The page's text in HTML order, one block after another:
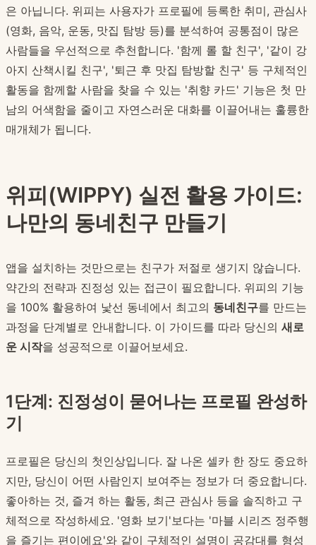
은 아닙니다. 위피는 사용자가 프로필에 등록한 취미, 관심사
(영화, 음악, 운동, 맛집 탐방 등)를 분석하여 공통점이 많은
사람들을 우선적으로 추천합니다. '함께 롤 할 친구', '같이 강
아지 산책시킬 친구', '퇴근 후 맛집 탐방할 친구' 등 구체적인
활동을 함께할 사람을 찾을 수 있는 '취향 카드' 기능은 첫 만
남의 어색함을 줄이고 자연스러운 대화를 이끌어내는 훌륭한
매개체가 됩니다.
위피(WIPPY) 실전 활용 가이드:
나만의 동네친구 만들기
앱을 설치하는 것만으로는 친구가 저절로 생기지 않습니다.
약간의 전략과 진정성 있는 접근이 필요합니다. 위피의 기능
을 100% 활용하여 낯선 동네에서 최고의 동네친구를 만드는
과정을 단계별로 안내합니다. 이 가이드를 따라 당신의 새로
운 시작을 성공적으로 이끌어보세요.
1단계: 진정성이 묻어나는 프로필 완성하
기
프로필은 당신의 첫인상입니다. 잘 나온 셀카 한 장도 중요하
지만, 당신이 어떤 사람인지 보여주는 정보가 더 중요합니다.
좋아하는 것, 즐겨 하는 활동, 최근 관심사 등을 솔직하고 구
체적으로 작성하세요. '영화 보기'보다는 '마블 시리즈 정주행
을 즐기는 편이에요'와 같이 구체적인 설명이 공감대를 형성